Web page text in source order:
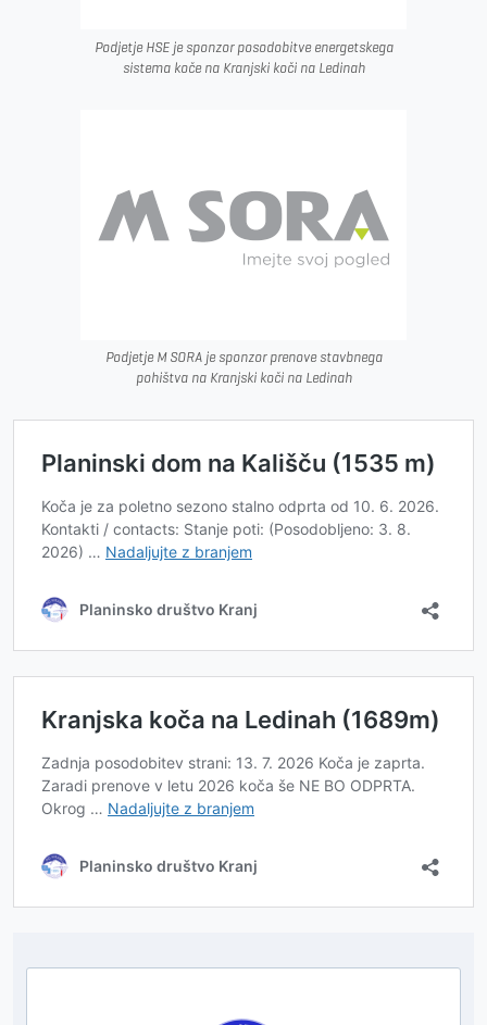
Podjetje HSE je sponzor posodobitve energetskega
sistema koče na Kranjski koči na Ledinah
Podjetje M SORA je sponzor prenove stavbnega
pohištva na Kranjski koči na Ledinah